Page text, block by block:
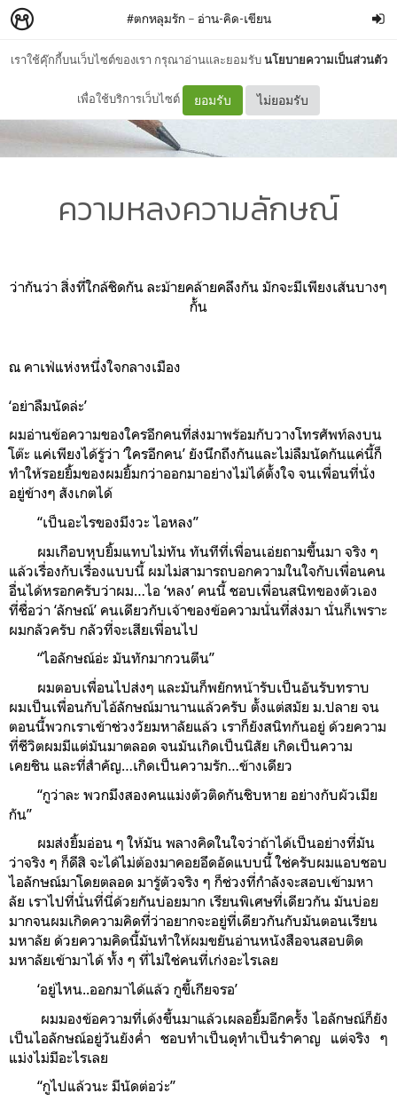
เราใช้คุ๊กกี้บนเว็บไซต์ของเรา กรุณาอ่านและยอมรับนโยบายความเป็นส่วนตัว
เพื่อใช้บริการเว็บไซต์ ยอมรับ ไม่ยอมรับ
#ตกหลุมรัก – อ่าน-คิด-เขียน
ความหลงความลักษณ์
ว่ากันว่า สิ่งที่ใกล้ชิดกัน ละม้ายคล้ายคลึงกัน มักจะมีเพียงเส้นบางๆ
กั้น
ณ คาเฟ่แห่งหนึ่งใจกลางเมือง
‘อย่าลืมนัดล่ะ’
ผมอ่านข้อความของใครอีกคนที่ส่งมาพร้อมกับวางโทรศัพท์ลงบน
โต๊ะ แค่เพียงได้รู้ว่า ‘ใครอีกคน’ ยังนึกถึงกันและไม่ลืมนัดกันแค่นี้ก็
ทำให้รอยยิ้มของผมยิ้มกว่าออกมาอย่างไม่ได้ตั้งใจ จนเพื่อนที่นั่ง
อยู่ข้างๆ สังเกตได้
“เป็นอะไรของมึงวะ ไอหลง”
ผมเกือบหุบยิ้มแทบไม่ทัน ทันทีที่เพื่อนเอ่ยถามขึ้นมา จริง ๆ
แล้วเรื่องกับเรื่องแบบนี้ ผมไม่สามารถบอกความในใจกับเพื่อนคน
อื่นได้หรอกครับว่าผม…ไอ ‘หลง’ คนนี้ ชอบเพื่อนสนิทของตัวเอง
ที่ชื่อว่า ‘ลักษณ์’ คนเดียวกับเจ้าของข้อความนั่นที่ส่งมา นั่นก็เพราะ
ผมกลัวครับ กลัวที่จะเสียเพื่อนไป
“ไอลักษณ์อ่ะ มันทักมากวนตีน”
ผมตอบเพื่อนไปส่งๆ และมันก็พยักหน้ารับเป็นอันรับทราบ
ผมเป็นเพื่อนกับไอ้ลักษณ์มานานแล้วครับ ตั้งแต่สมัย ม.ปลาย จน
ตอนนี้พวกเราเข้าช่วงวัยมหาลัยแล้ว เราก็ยังสนิทกันอยู่ ด้วยความ
ที่ชีวิตผมมีแต่มันมาตลอด จนมันเกิดเป็นนิสัย เกิดเป็นความ
เคยชิน และที่สำคัญ…เกิดเป็นความรัก…ข้างเดียว
“กูว่าละ พวกมึงสองคนแม่งตัวติดกันชิบหาย อย่างกับผัวเมีย
กัน”
ผมส่งยิ้มอ่อน ๆ ให้มัน พลางคิดในใจว่าถ้าได้เป็นอย่างที่มัน
ว่าจริง ๆ ก็ดีสิ จะได้ไม่ต้องมาคอยอึดอัดแบบนี้ ใช่ครับผมแอบชอบ
ไอลักษณ์มาโดยตลอด มารู้ตัวจริง ๆ ก็ช่วงที่กำลังจะสอบเข้ามหา
ลัย เราไปที่นั่นที่นี่ด้วยกันบ่อยมาก เรียนพิเศษที่เดียวกัน มันบ่อย
มากจนผมเกิดความคิดที่ว่าอยากจะอยู่ที่เดียวกันกับมันตอนเรียน
มหาลัย ด้วยความคิดนี้มันทำให้ผมขยันอ่านหนังสือจนสอบติด
มหาลัยเข้ามาได้ ทั้ง ๆ ที่ไม่ใช่คนที่เก่งอะไรเลย
‘อยู่ไหน..ออกมาได้แล้ว กูขี้เกียจรอ’
ผมมองข้อความที่เด้งขึ้นมาแล้วเผลอยิ้มอีกครั้ง ไอลักษณ์ก็ยัง
เป็นไอลักษณ์อยู่วันยังค่ำ ชอบทำเป็นดุทำเป็นรำคาญ แต่จริง ๆ
แม่งไม่มีอะไรเลย
“กูไปแล้วนะ มีนัดต่อว่ะ”